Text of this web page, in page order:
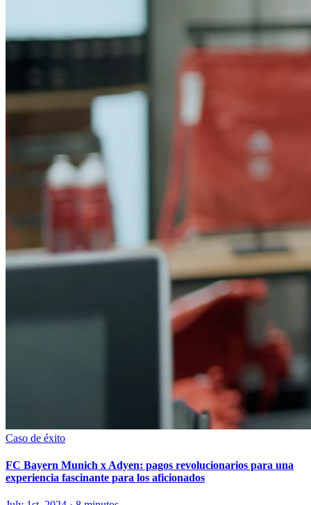
Caso de éxito
FC Bayern Munich x Adyen: pagos revolucionarios para una
experiencia fascinante para los aficionados